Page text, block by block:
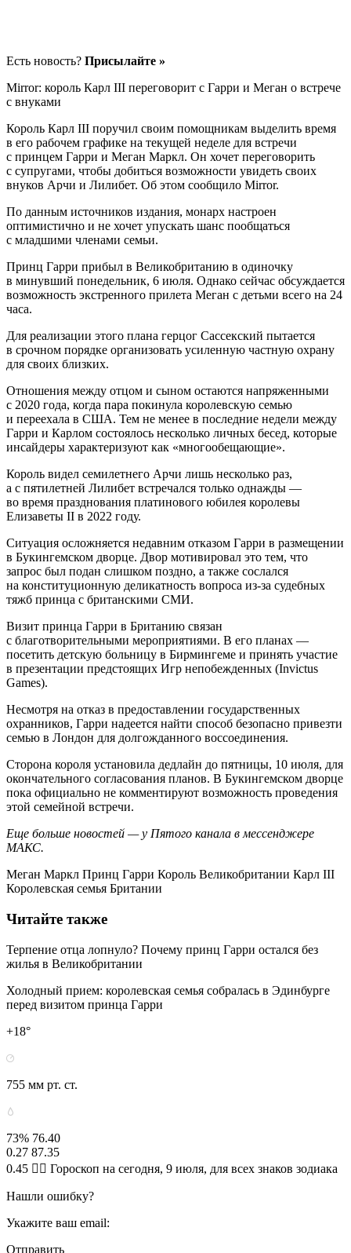
Есть новость? Присылайте »
Mirror: король Карл III переговорит с Гарри и Меган о встрече
с внуками
Король Карл III поручил своим помощникам выделить время
в его рабочем графике на текущей неделе для встречи
с принцем Гарри и Меган Маркл. Он хочет переговорить
с супругами, чтобы добиться возможности увидеть своих
внуков Арчи и Лилибет. Об этом сообщило Mirror.
По данным источников издания, монарх настроен
оптимистично и не хочет упускать шанс пообщаться
с младшими членами семьи.
Принц Гарри прибыл в Великобританию в одиночку
в минувший понедельник, 6 июля. Однако сейчас обсуждается
возможность экстренного прилета Меган с детьми всего на 24
часа.
Для реализации этого плана герцог Сассекский пытается
в срочном порядке организовать усиленную частную охрану
для своих близких.
Отношения между отцом и сыном остаются напряженными
с 2020 года, когда пара покинула королевскую семью
и переехала в США. Тем не менее в последние недели между
Гарри и Карлом состоялось несколько личных бесед, которые
инсайдеры характеризуют как «многообещающие».
Король видел семилетнего Арчи лишь несколько раз,
а с пятилетней Лилибет встречался только однажды —
во время празднования платинового юбилея королевы
Елизаветы II в 2022 году.
Ситуация осложняется недавним отказом Гарри в размещении
в Букингемском дворце. Двор мотивировал это тем, что
запрос был подан слишком поздно, а также сослался
на конституционную деликатность вопроса из-за судебных
тяжб принца с британскими СМИ.
Визит принца Гарри в Британию связан
с благотворительными мероприятиями. В его планах —
посетить детскую больницу в Бирмингеме и принять участие
в презентации предстоящих Игр непобежденных (Invictus
Games).
Несмотря на отказ в предоставлении государственных
охранников, Гарри надеется найти способ безопасно привезти
семью в Лондон для долгожданного воссоединения.
Сторона короля установила дедлайн до пятницы, 10 июля, для
окончательного согласования планов. В Букингемском дворце
пока официально не комментируют возможность проведения
этой семейной встречи.
Еще больше новостей — у Пятого канала в мессенджере
МАКС.
Меган Маркл Принц Гарри Король Великобритании Карл III
Королевская семья Британии
Читайте также
Терпение отца лопнуло? Почему принц Гарри остался без
жилья в Великобритании
Холодный прием: королевская семья собралась в Эдинбурге
перед визитом принца Гарри
+18°
755 мм рт. ст.
73% 76.40
0.27 87.35
0.45 🧙‍♀ Гороскоп на сегодня, 9 июля, для всех знаков зодиака
Нашли ошибку?
Укажите ваш email:
Отправить